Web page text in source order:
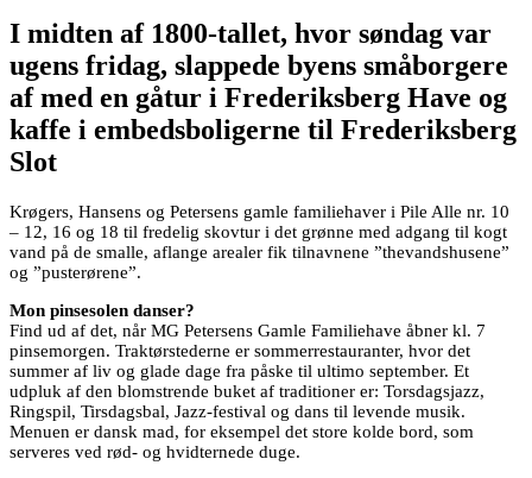
I midten af 1800-tallet, hvor søndag var
ugens fridag, slappede byens småborgere
af med en gåtur i Frederiksberg Have og
kaffe i embedsboligerne til Frederiksberg
Slot
Krøgers, Hansens og Petersens gamle familiehaver i Pile Alle nr. 10
– 12, 16 og 18 til fredelig skovtur i det grønne med adgang til kogt
vand på de smalle, aflange arealer fik tilnavnene ”thevandshusene”
og ”pusterørene”.
Mon pinsesolen danser?
Find ud af det, når MG Petersens Gamle Familiehave åbner kl. 7
pinsemorgen. Traktørstederne er sommerrestauranter, hvor det
summer af liv og glade dage fra påske til ultimo september. Et
udpluk af den blomstrende buket af traditioner er: Torsdagsjazz,
Ringspil, Tirsdagsbal, Jazz-festival og dans til levende musik.
Menuen er dansk mad, for eksempel det store kolde bord, som
serveres ved rød- og hvidternede duge.